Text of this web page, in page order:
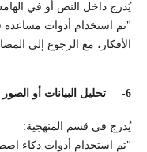
يُدرج داخل النص أو في
"تم استخدام أدوات
الأفكار، مع الرجوع إلى
6- تحليل البيانات أو
يُدرج في قسم المنهجية:
"تم استخدام أدوات ذكاء